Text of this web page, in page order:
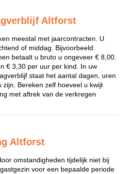
Altforst
meestal met jaarcontracten. U
of middag. Bijvoorbeeld:
betaalt u bruto u ongeveer € 8,00.
€ 3,30 per uur per kind. In uw
staat het aantal dagen, uren
zijn. Bereken zelf hoeveel u kwijt
met aftrek van de verkregen
Altforst
omstandigheden tijdelijk niet bij
voor een bepaalde periode